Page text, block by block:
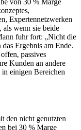
von 30 % Marge
Expertennetzwerken
wenn sie beide
fuhr fort: „Nicht die
Ergebnis am Ende.
passives
Kunden an andere
einigen Bereichen
den nicht genutzten
bei 30 % Marge